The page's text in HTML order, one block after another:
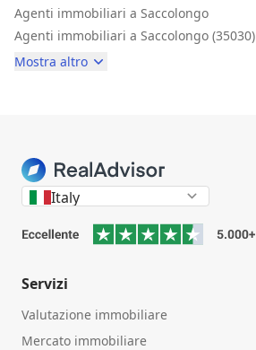
Agenti immobiliari a Saccolongo
Agenti immobiliari a Saccolongo (35030)
Mostra altro
Italy
Servizi
Valutazione immobiliare
Mercato immobiliare